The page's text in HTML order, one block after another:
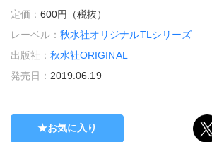
定価：600円（税抜）
レーベル：秋水社オリジナルTLシリーズ
出版社：秋水社ORIGINAL
発売日： 2019.06.19
お気に入り